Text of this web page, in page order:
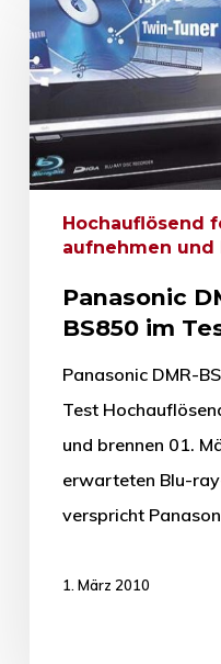
Hochauflösend
aufnehmen und
Panasonic
BS850 im
Panasonic DMR-
Test
und brennen 01.
erwarteten Blu-
verspricht
1. März 2010